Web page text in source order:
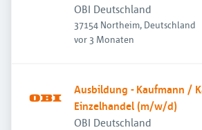
OBI Deutschland
37154 Northeim, Deutschland
Veröffentlicht:
vor 3 Monaten
Ausbildung - Kaufmann /
Einzelhandel (m/w/d)
OBI Deutschland